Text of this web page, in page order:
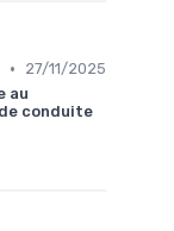
•
27/11/2025
au
conduite